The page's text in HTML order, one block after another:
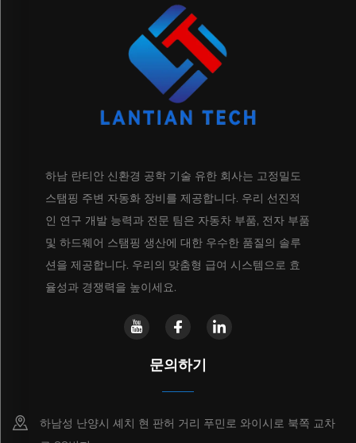
하남 란티안 신환경 공학 기술 유한 회사는 고정밀도
스탬핑 주변 자동화 장비를 제공합니다. 우리 선진적
인 연구 개발 능력과 전문 팀은 자동차 부품, 전자 부품
및 하드웨어 스탬핑 생산에 대한 우수한 품질의 솔루
션을 제공합니다. 우리의 맞춤형 급여 시스템으로 효
율성과 경쟁력을 높이세요.
문의하기
하남성 난양시 셰치 현 판허 거리 푸민로 와이시로 북쪽 교차